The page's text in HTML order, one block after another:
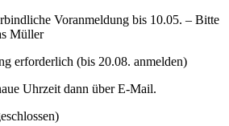
Voranmeldung bis 10.05. – Bitte
Müller
erforderlich (bis 20.08. anmelden)
Uhrzeit dann über E-Mail.